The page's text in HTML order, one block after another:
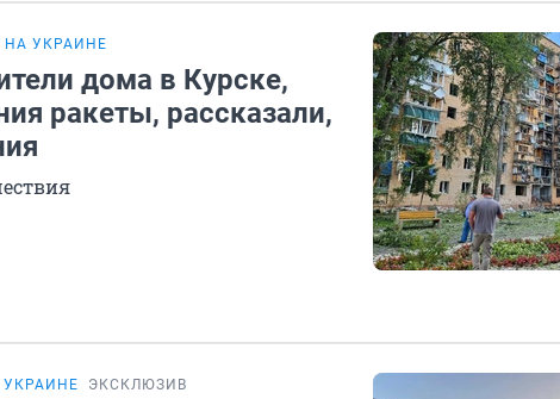
УКРАИНЕ
дома в Курске,
ракеты, рассказали,
ЭКСКЛЮЗИВ